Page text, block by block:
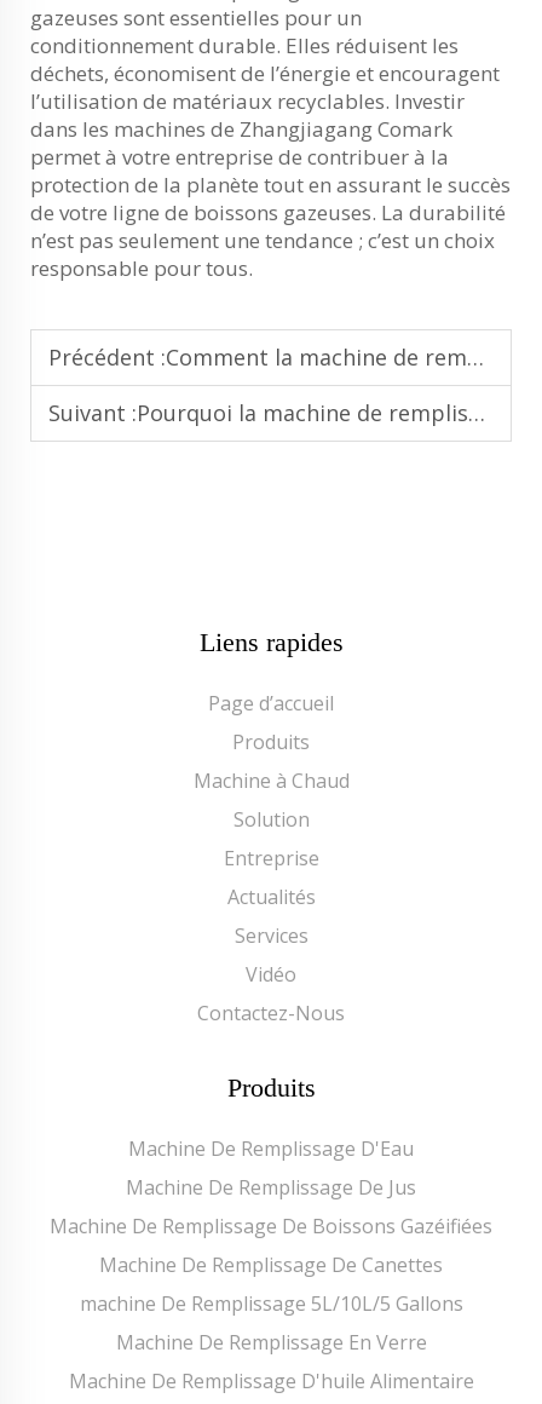
gazeuses sont essentielles pour un
conditionnement durable. Elles réduisent les
déchets, économisent de l’énergie et encouragent
l’utilisation de matériaux recyclables. Investir
dans les machines de Zhangjiagang Comark
permet à votre entreprise de contribuer à la
protection de la planète tout en assurant le succès
de votre ligne de boissons gazeuses. La durabilité
n’est pas seulement une tendance ; c’est un choix
responsable pour tous.
Précédent :Comment la machine de remplissage de boissons gazeuses permet le remplissage de plusieurs liquides sur une seule ligne de production
Suivant :Pourquoi la machine de remplissage de boissons gazeuses est-elle largement utilisée dans la production de jus et de sodas
Liens rapides
Page d’accueil
Produits
Machine à Chaud
Solution
Entreprise
Actualités
Services
Vidéo
Contactez-Nous
Produits
Machine De Remplissage D'Eau
Machine De Remplissage De Jus
Machine De Remplissage De Boissons Gazéifiées
Machine De Remplissage De Canettes
machine De Remplissage 5L/10L/5 Gallons
Machine De Remplissage En Verre
Machine De Remplissage D'huile Alimentaire